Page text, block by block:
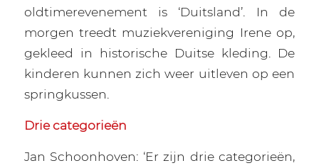
oldtimerevenement is ‘Duitsland’. In de
morgen treedt muziekvereniging Irene op,
gekleed in historische Duitse kleding. De
kinderen kunnen zich weer uitleven op een
springkussen.
Drie categorieën
Jan Schoonhoven: ‘Er zijn drie categorieën,